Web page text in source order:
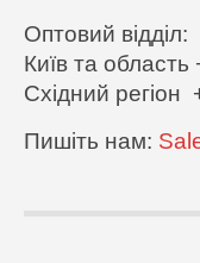
Оптовий відділ:
Київ та
Східний
Пишіть нам: